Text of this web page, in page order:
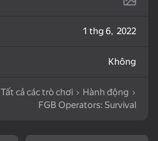
Bats Puzzle Heap
1 thg 6, 2022
Không
Tất cả các trò chơi
Hành động
FGB Operators: Survival